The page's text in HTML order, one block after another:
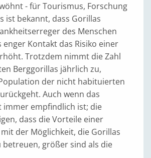
- für Tourismus, Forschung
ist bekannt, dass Gorillas
des Menschen
enger Kontakt das Risiko einer
Trotzdem nimmt die Zahl
Berggorillas jährlich zu,
der nicht habituierten
Auch wenn das
immer empfindlich ist; die
dass die Vorteile einer
der Möglichkeit, die Gorillas
größer sind als die